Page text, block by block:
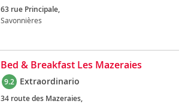
63 rue Principale,
Savonnières
Bed & Breakfast Les Mazeraies
9.2 Extraordinario
34 route des Mazeraies,